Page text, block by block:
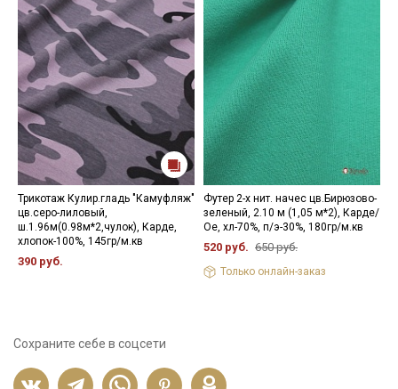
Трикотаж Кулир.гладь "Камуфляж"
цв.серо-лиловый,
ш.1.96м(0.98м*2,чулок), Карде,
хлопок-100%, 145гр/м.кв
390 руб.
Футер 2-х нит. начес цв.Бирюзово-
зеленый, 2.10 м (1,05 м*2), Карде/
Ое, хл-70%, п/э-30%, 180гр/м.кв
520 руб. 650 руб.
Только онлайн-заказ
Сохраните себе в соцсети